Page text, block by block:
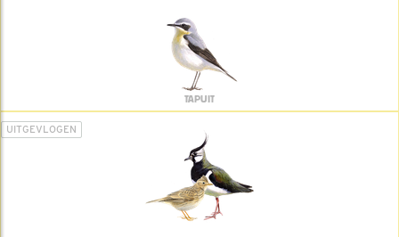
TAPUIT
UITGEVLOGEN